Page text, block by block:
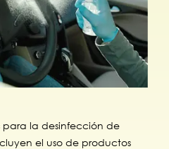
para la desinfección de
el uso de productos